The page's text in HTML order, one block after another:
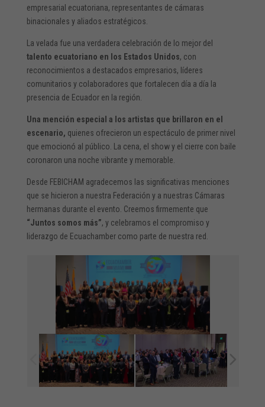
empresarial ecuatoriana, representantes de cámaras
binacionales y aliados estratégicos.
La velada fue una verdadera celebración de lo mejor del
talento ecuatoriano en los Estados Unidos, con
reconocimientos a destacados empresarios, líderes
comunitarios y colaboradores que fortalecen día a día la
presencia de Ecuador en la región.
Una mención especial a los artistas que brillaron en el
escenario, quienes ofrecieron un espectáculo de primer nivel
que emocionó al público. La cena, el show y el cierre con baile
coronaron una noche vibrante y memorable.
Desde FEBICHAM agradecemos las significativas menciones
que se hicieron a nuestra Federación y a nuestras Cámaras
hermanas durante el evento. Creemos firmemente que
“Juntos somos más”, y celebramos el compromiso y
liderazgo de Ecuachamber como parte de nuestra red.